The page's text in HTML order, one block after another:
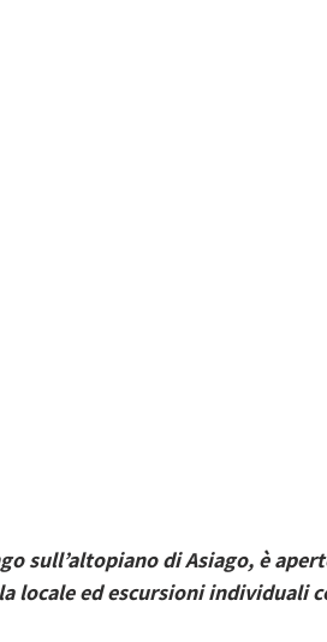
sull’altopiano di Asiago, è
ed escursioni individuali